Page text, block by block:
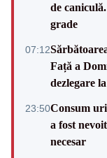
de
grade
07:12
Față a
dezlegare
23:50Consum
a fost
necesar